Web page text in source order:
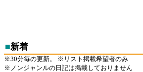
■新着
※30分毎の更新。 ※リスト掲載希望者のみ
※ノンジャンルの日記は掲載しておりません